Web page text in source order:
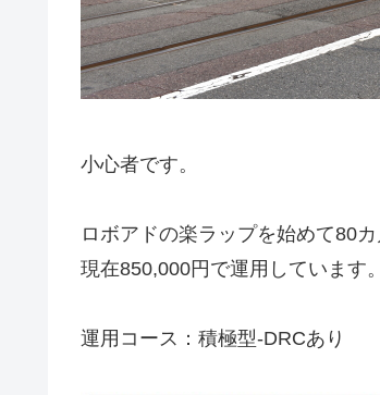
小心者です。
ロボアドの楽ラップを始めて80
現在850,000円で運用しています。
運用コース：積極型-DRCあり